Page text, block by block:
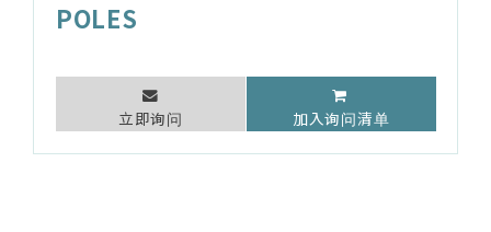
POLES
立即询问 加入询问清单